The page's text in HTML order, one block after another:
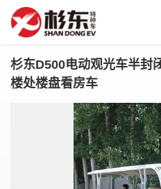
杉东D500电动观光车半封
楼处楼盘看房车